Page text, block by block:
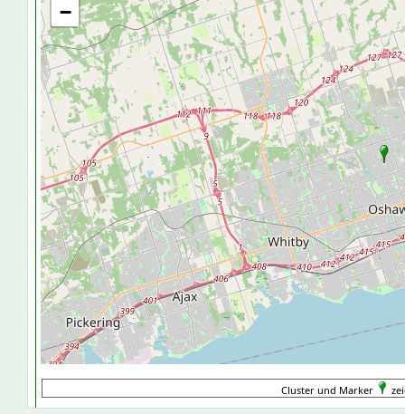
−
Cluster und Marker